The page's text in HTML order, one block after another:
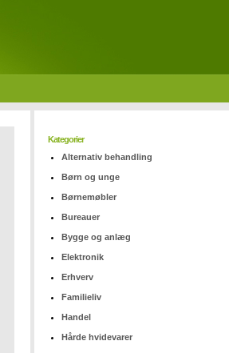
Kategorier
Alternativ behandling
Børn og unge
Børnemøbler
Bureauer
Bygge og anlæg
Elektronik
Erhverv
Familieliv
Handel
Hårde hvidevarer